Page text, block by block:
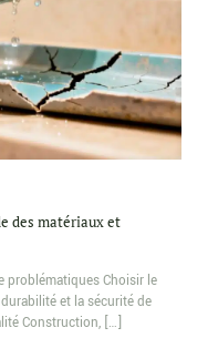
des matériaux et
problématiques Choisir le
et la sécurité de
Construction, […]